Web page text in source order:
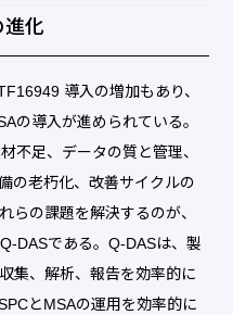
進化
導入の増加もあり、
の導入が進められている。
不足、データの質と管理、
の老朽化、改善サイクルの
らの課題を解決するのが、
DASである。Q-DASは、製
集、解析、報告を効率的に
とMSAの運用を効率的に